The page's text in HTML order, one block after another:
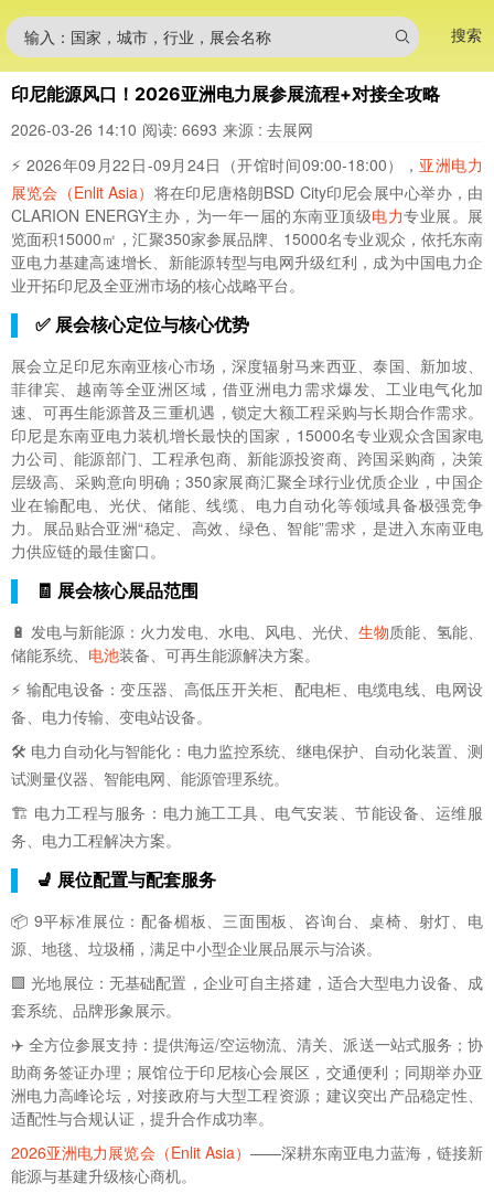
输入：国家，城市，行业，展会名称 搜索
印尼能源风口！2026亚洲电力展参展流程+对接全攻略
2026-03-26 14:10 阅读: 6693 来源 : 去展网
⚡ 2026年09月22日-09月24日（开馆时间09:00-18:00）， 亚洲电力
展览会（Enlit Asia） 将在印尼唐格朗BSD City印尼会展中心举办，由
CLARION ENERGY主办，为一年一届的东南亚顶级电力专业展。展
览面积15000㎡，汇聚350家参展品牌、15000名专业观众，依托东南
亚电力基建高速增长、新能源转型与电网升级红利，成为中国电力企
业开拓印尼及全亚洲市场的核心战略平台。
✅ 展会核心定位与核心优势
展会立足印尼东南亚核心市场，深度辐射马来西亚、泰国、新加坡、
菲律宾、越南等全亚洲区域，借亚洲电力需求爆发、工业电气化加
速、可再生能源普及三重机遇，锁定大额工程采购与长期合作需求。
印尼是东南亚电力装机增长最快的国家，15000名专业观众含国家电
力公司、能源部门、工程承包商、新能源投资商、跨国采购商，决策
层级高、采购意向明确；350家展商汇聚全球行业优质企业，中国企
业在输配电、光伏、储能、线缆、电力自动化等领域具备极强竞争
力。展品贴合亚洲“稳定、高效、绿色、智能”需求，是进入东南亚电
力供应链的最佳窗口。
🧾 展会核心展品范围
🔋 发电与新能源：火力发电、水电、风电、光伏、生物质能、氢能、
储能系统、 电池装备、可再生能源解决方案。
⚡ 输配电设备：变压器、高低压开关柜、配电柜、电缆电线、电网设
备、电力传输、变电站设备。
🛠️ 电力自动化与智能化：电力监控系统、继电保护、自动化装置、测
试测量仪器、智能电网、能源管理系统。
🏗️ 电力工程与服务：电力施工工具、电气安装、节能设备、运维服
务、电力工程解决方案。
💺 展位配置与配套服务
📦 9平标准展位：配备楣板、三面围板、咨询台、桌椅、射灯、电
源、地毯、垃圾桶，满足中小型企业展品展示与洽谈。
🟩 光地展位：无基础配置，企业可自主搭建，适合大型电力设备、成
套系统、品牌形象展示。
✈️ 全方位参展支持：提供海运/空运物流、清关、派送一站式服务；协
助商务签证办理；展馆位于印尼核心会展区，交通便利；同期举办亚
洲电力高峰论坛，对接政府与大型工程资源；建议突出产品稳定性、
适配性与合规认证，提升合作成功率。
2026亚洲电力展览会（Enlit Asia） ——深耕东南亚电力蓝海，链接新
能源与基建升级核心商机。